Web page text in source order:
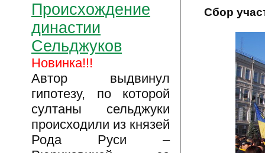
Происхождение
династии
Сельджуков
Новинка!!!
Автор выдвинул
гипотезу, по которой
султаны сельджуки
происходили из князей
Рода Руси –
Сбор